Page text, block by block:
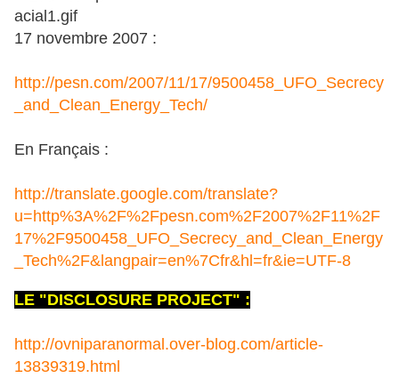
17 novembre 2007 :
http://pesn.com/2007/11/17/9500458_UFO_Secrecy
_and_Clean_Energy_Tech/
En Français :
http://translate.google.com/translate?
u=http%3A%2F%2Fpesn.com%2F2007%2F11%2F
17%2F9500458_UFO_Secrecy_and_Clean_Energy
_Tech%2F&langpair=en%7Cfr&hl=fr&ie=UTF-8
LE "DISCLOSURE PROJECT" :
http://ovniparanormal.over-blog.com/article-
13839319.html